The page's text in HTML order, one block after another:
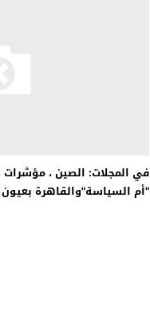
"أم السياسة"والقاهرة